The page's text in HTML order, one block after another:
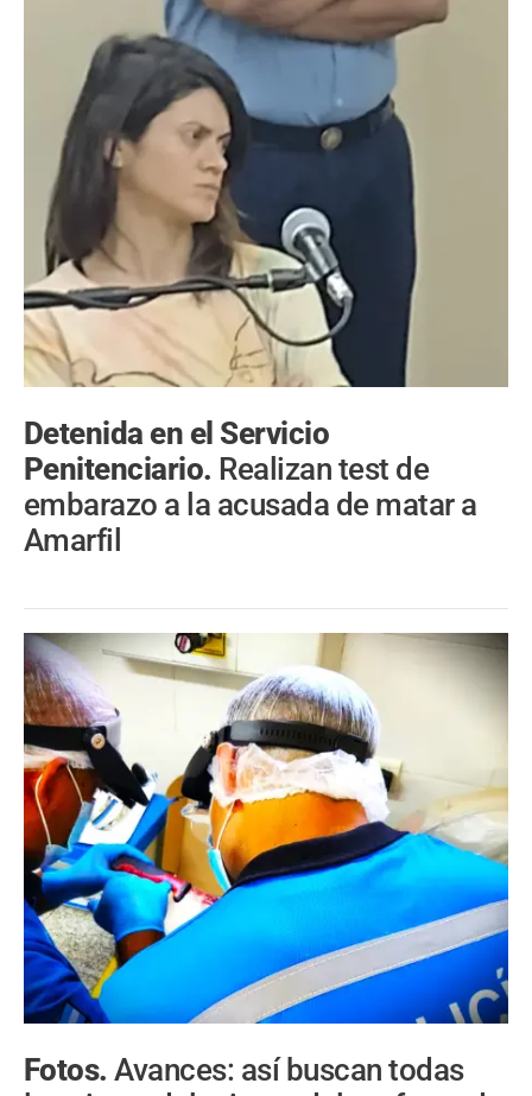
Detenida en el Servicio
Penitenciario. Realizan test de
embarazo a la acusada de matar a
Amarfil
Fotos.Avances: así buscan todas